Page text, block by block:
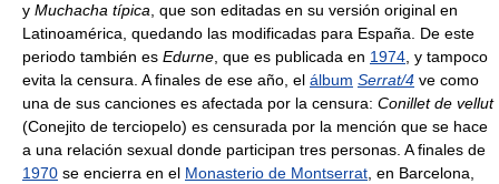
y Muchacha típica, que son editadas en su versión original en
Latinoamérica, quedando las modificadas para España. De este
periodo también es Edurne, que es publicada en 1974, y tampoco
evita la censura. A finales de ese año, el álbum Serrat/4 ve como
una de sus canciones es afectada por la censura: Conillet de vellut
(Conejito de terciopelo) es censurada por la mención que se hace
a una relación sexual donde participan tres personas. A finales de
1970 se encierra en el Monasterio de Montserrat, en Barcelona,